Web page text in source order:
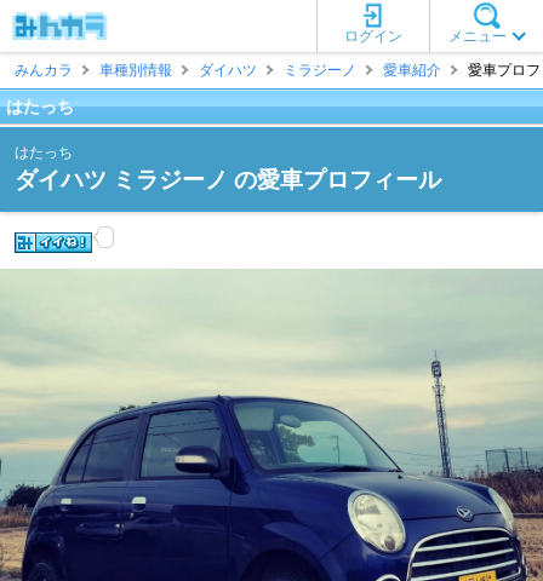
メニュー
ログイン
みんカラ
車種別情報 ダイハツ ミラジーノ 愛車紹介 愛車プロ
はたっち
はたっち
ダイハツ ミラジーノ の愛車プロフィール